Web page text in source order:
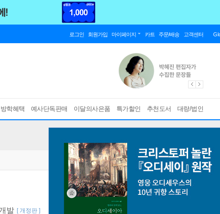
로그인 회원가입 마이페이지 카트 주문/배송 고객센터
학혜택 예사단독판매 이달의사은품 특가할인 추천도서 대량/법인
발 [ 개정판 ]